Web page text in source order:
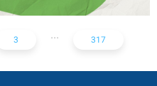
3 ... 317